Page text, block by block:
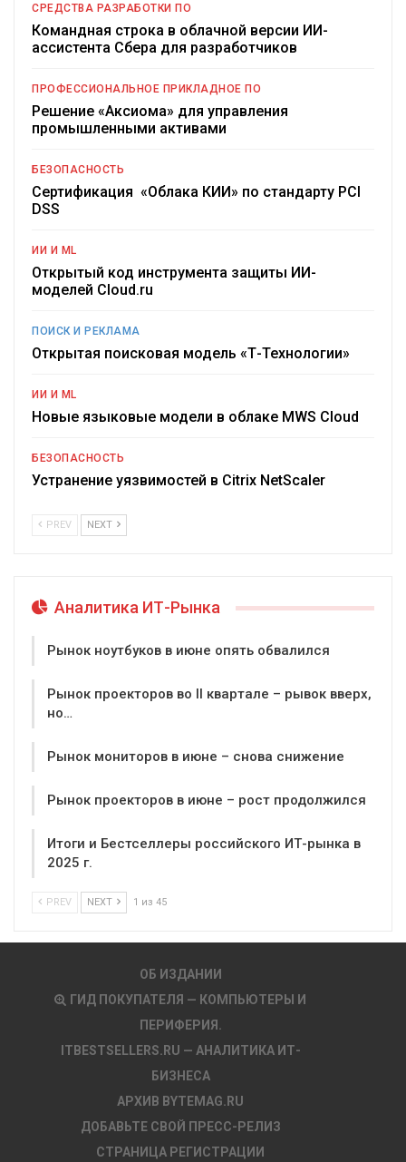
СРЕДСТВА РАЗРАБОТКИ ПО
Командная строка в облачной версии ИИ-
ассистента Сбера для разработчиков
ПРОФЕССИОНАЛЬНОЕ ПРИКЛАДНОЕ ПО
Решение «Аксиома» для управления
промышленными активами
БЕЗОПАСНОСТЬ
Сертификация «Облака КИИ» по стандарту PCI
DSS
ИИ И ML
Открытый код инструмента защиты ИИ-
моделей Cloud.ru
ПОИСК И РЕКЛАМА
Открытая поисковая модель «Т-Технологии»
ИИ И ML
Новые языковые модели в облаке MWS Cloud
БЕЗОПАСНОСТЬ
Устранение уязвимостей в Citrix NetScaler
PREV NEXT
Аналитика ИТ-Рынка
Рынок ноутбуков в июне опять обвалился
Рынок проекторов во II квартале – рывок вверх,
но…
Рынок мониторов в июне – снова снижение
Рынок проекторов в июне – рост продолжился
Итоги и Бестселлеры российского ИТ-рынка в
2025 г.
PREV NEXT 1 из 45
ОБ ИЗДАНИИ
ГИД ПОКУПАТЕЛЯ — КОМПЬЮТЕРЫ И
ПЕРИФЕРИЯ.
ITBESTSELLERS.RU — АНАЛИТИКА ИТ-
БИЗНЕСА
АРХИВ BYTEMAG.RU
ДОБАВЬТЕ СВОЙ ПРЕСС-РЕЛИЗ
СТРАНИЦА РЕГИСТРАЦИИ